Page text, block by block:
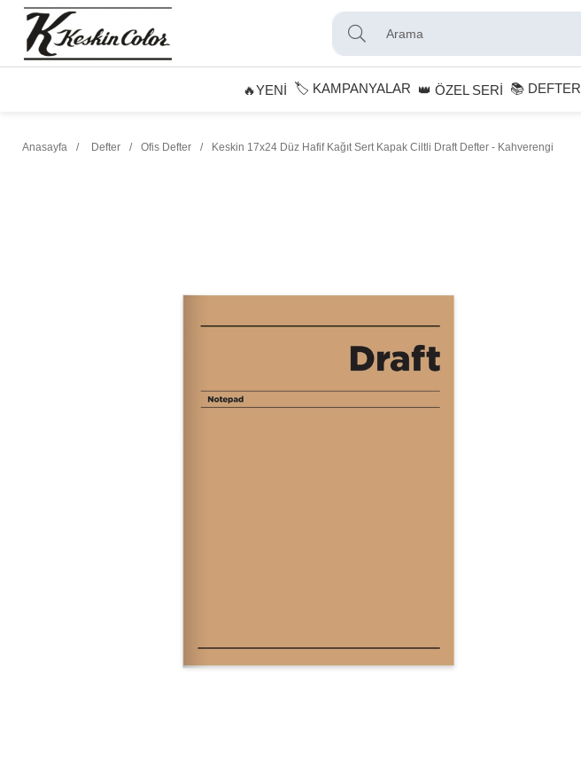
🔥YENİ 🏷️ KAMPANYALAR 👑 ÖZEL SERİ 📚 DEFTER
Anasayfa Defter Ofis Defter Keskin 17x24 Düz Hafif Kağıt Sert Kapak Ciltli Draft Defter - Kahverengi